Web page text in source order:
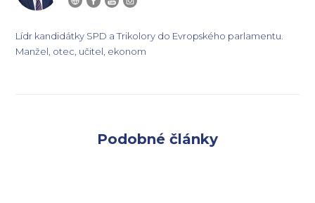
Lídr kandidátky SPD a Trikolory do Evropského parlamentu.
Manžel, otec, učitel, ekonom
Podobné články